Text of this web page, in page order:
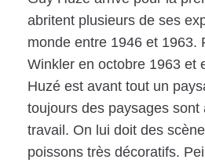
abritent plusieurs de ses
monde entre 1946 et 1963.
Winkler en octobre 1963 et
Huzé est avant tout un
toujours des paysages
travail. On lui doit des
poissons très décoratifs.